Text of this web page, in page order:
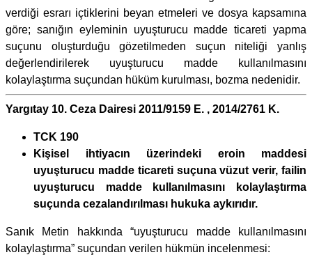
verdiği esrarı içtiklerini beyan etmeleri ve dosya kapsamına
göre; sanığın eyleminin uyuşturucu madde ticareti yapma
suçunu oluşturduğu gözetilmeden suçun niteliği yanlış
değerlendirilerek uyuşturucu madde kullanılmasını
kolaylaştırma suçundan hüküm kurulması, bozma nedenidir.
Yargıtay 10. Ceza Dairesi 2011/9159 E. , 2014/2761 K.
TCK 190
Kişisel ihtiyacın üzerindeki eroin maddesi
uyuşturucu madde ticareti suçuna vüzut verir, failin
uyuşturucu madde kullanılmasını kolaylaştırma
suçunda cezalandırılması hukuka aykırıdır.
Sanık Metin hakkında “uyuşturucu madde kullanılmasını
kolaylaştırma” suçundan verilen hükmün incelenmesi: